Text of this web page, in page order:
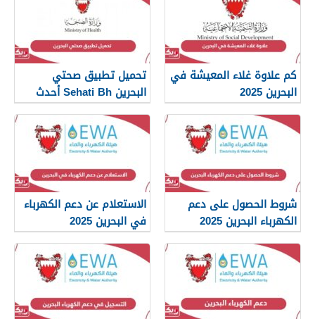
كم علاوة غلاء المعيشة في
البحرين 2025
تحميل تطبيق صحتي
البحرين Sehati Bh أحدث
إصدار 2025
شروط الحصول على دعم
الكهرباء البحرين 2025
الاستعلام عن دعم الكهرباء
في البحرين 2025